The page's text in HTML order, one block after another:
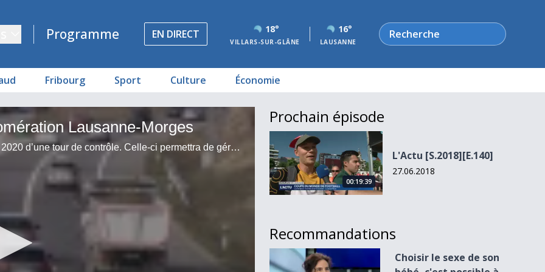
Programme EN DIRECT 18°
VILLARS-SUR-GLÂNE
16°
LAUSANNE
Rechercher
Fribourg Sport Culture Économie
Morges
Lausanne-Morges
L’agglomération Lausanne-Morges va se doter d’ici 2020 d’une tour de contrôle. Celle-ci permettra de gérer le trafic de manière coordonnée et en temps réel. Objectif : mieux informer les conducteurs, notamment en cas d’accidents ou lors de chantiers.
Prochain épisode
L&#039;Actu [S.2018][E.140]
00:19:39
L'Actu [S.2018][E.140]
27.06.2018
Recommandations
Choisir le sexe de son bébé, c&#039;est possible à Bâle
Choisir le sexe de son